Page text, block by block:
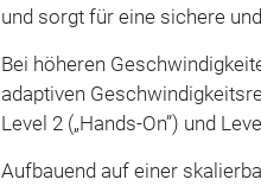
und sorgt für eine sichere
Bei höheren
adaptiven
Level 2 („Hands-On”) und
Aufbauend auf einer